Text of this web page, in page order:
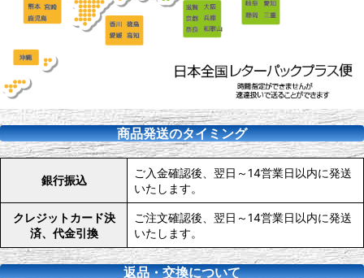
商品発送のタイミング
銀行振込
ご入金確認後、翌日～14営業日以内に発送
いたします。
クレジットカード決
済、代金引換
ご注文確認後、翌日～14営業日以内に発送
いたします。
返品・交換について